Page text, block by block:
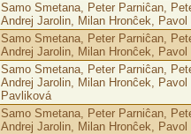
Samo Smetana, Peter Parniĉan,
Andrej Jarolin, Milan Hronĉek, Pavol
Samo Smetana, Peter Parniĉan,
Andrej Jarolin, Milan Hronĉek, Pavol
Samo Smetana, Peter Parniĉan,
Andrej Jarolin, Milan Hronĉek, Pavol
Pavliková
Samo Smetana, Peter Parniĉan,
Andrej Jarolin, Milan Hronĉek, Pavol